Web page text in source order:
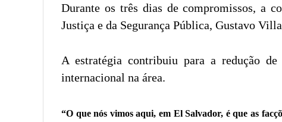
Durante os três dias de compromissos, a
Justiça e da Segurança Pública, Gustavo
A estratégia contribuiu para a redução
internacional na área.
“O que nós vimos aqui, em El Salvador, é que as